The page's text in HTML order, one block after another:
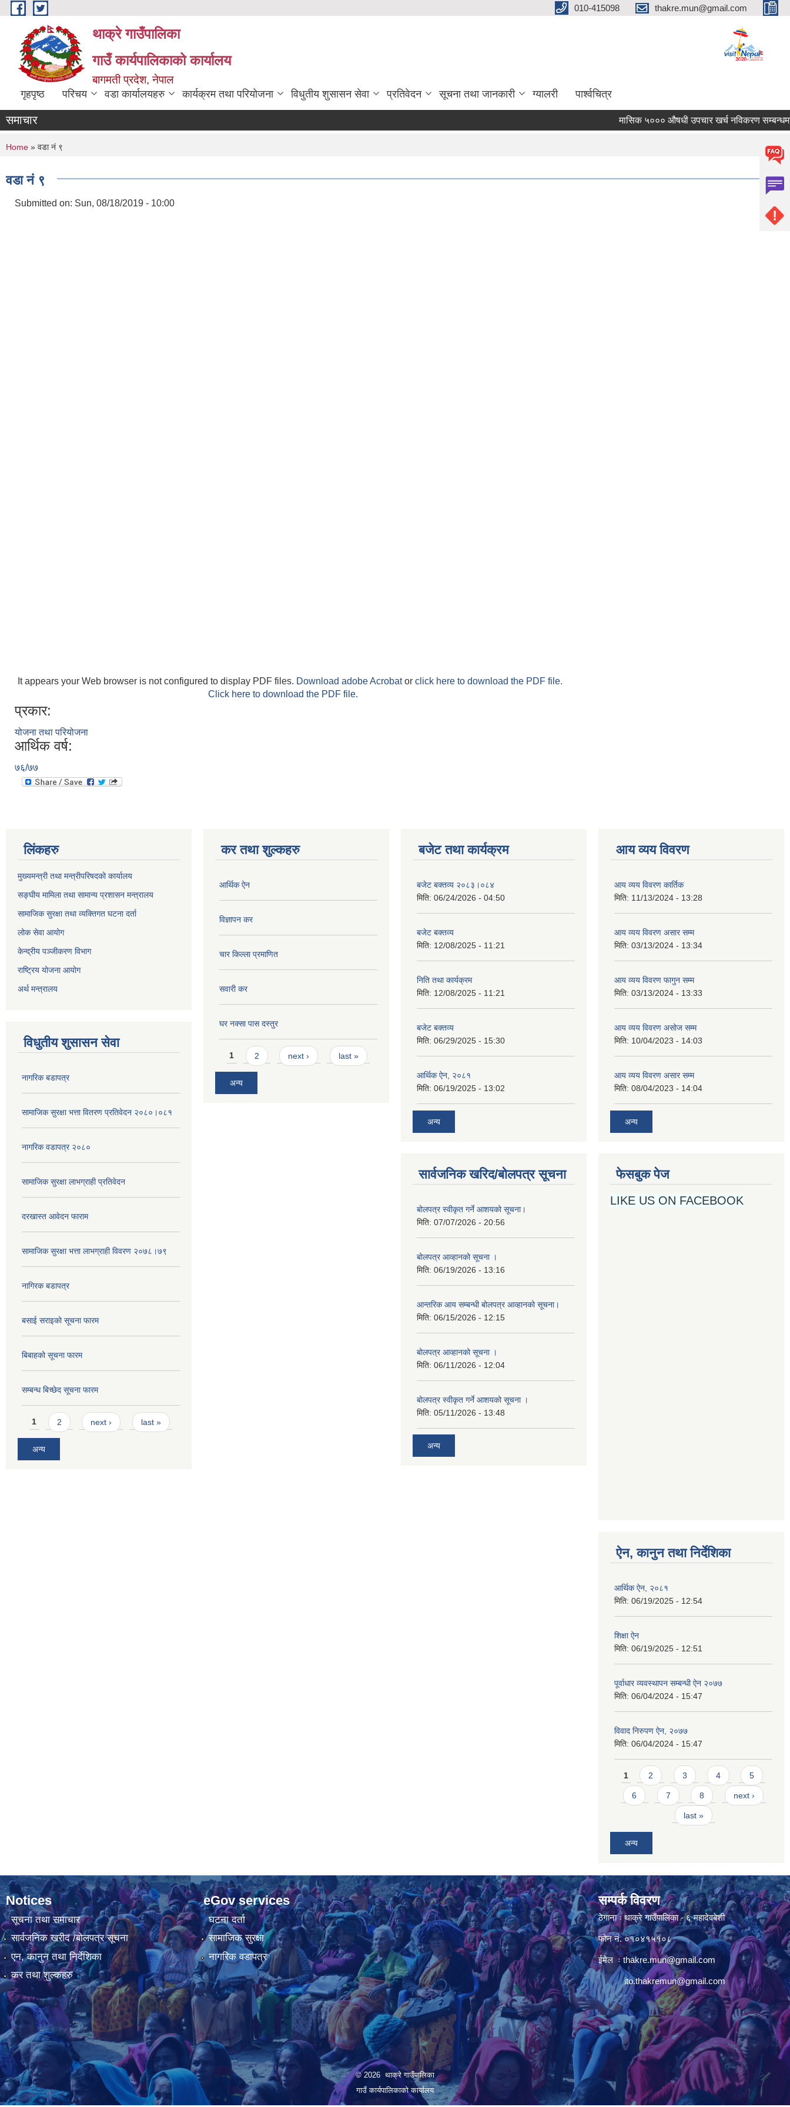
Skip to main content 010-415098 thakre.mun@gmail.com
थाक्रे गाउँपालिका
गाउँ कार्यपालिकाको कार्यालय
बागमती प्रदेश, नेपाल
गृहपृष्ठ परिचय वडा कार्यालयहरु कार्यक्रम तथा परियोजना विधुतीय शुसासन सेवा प्रतिवेदन सूचना तथा जानकारी ग्यालरी पार्श्वचित्र
समाचार मासिक ५००० औषधी उपचार खर्च नविकरण सम्बन्धमा ।
You are here
Home » वडा नं ९
वडा नं ९
Submitted on: Sun, 08/18/2019 - 10:00
It appears your Web browser is not configured to display PDF files. Download adobe Acrobator click here to download the PDF file.
Click here to download the PDF file.
प्रकार:
योजना तथा परियोजना
आर्थिक वर्ष:
७६/७७
लिंकहरु
मुख्यमन्त्री तथा मन्त्रीपरिषदको कार्यालय
सङ्घीय मामिला तथा सामान्य प्रशासन मन्त्रालय
सामाजिक सुरक्षा तथा व्यक्तिगत घटना दर्ता
लोक सेवा आयोग
केन्द्रीय पञ्जीकरण विभाग
राष्ट्रिय योजना आयोग
अर्थ मन्त्रालय
विधुतीय शुसासन सेवा
नागरिक बडापत्र
सामाजिक सुरक्षा भत्ता वितरण प्रतिवेदन २०८०।०८१
नागरिक वडापत्र २०८०
सामाजिक सुरक्षा लाभग्राही प्रतिवेदन
दरखास्त आवेदन फाराम
सामाजिक सुरक्षा भत्ता लाभग्राही विवरण २०७८।७९
नागिरक बडापत्र
बसाई सराइको सूचना फारम
बिबाहको सूचना फारम
सम्बन्ध बिच्छेद सूचना फारम
Pages
1 2 next › last »
अन्य
कर तथा शुल्कहरु
आर्थिक ऐन
विज्ञापन कर
चार किल्ला प्रमाणित
सवारी कर
घर नक्सा पास दस्तुर
Pages
1 2 next › last »
अन्य
बजेट तथा कार्यक्रम
बजेट बक्तव्य २०८३।०८४
मिति: 06/24/2026 - 04:50
बजेट बक्तव्य
मिति: 12/08/2025 - 11:21
निति तथा कार्यक्रम
मिति: 12/08/2025 - 11:21
बजेट बक्तव्य
मिति: 06/29/2025 - 15:30
आर्थिक ऐन, २०८१
मिति: 06/19/2025 - 13:02
अन्य
सार्वजनिक खरिद/बोलपत्र सूचना
बोलपत्र स्वीकृत गर्ने आशयको सूचना।
मिति: 07/07/2026 - 20:56
बोलपत्र आव्हानको सूचना ।
मिति: 06/19/2026 - 13:16
आन्तरिक आय सम्बन्धी बोलपत्र आव्हानको सूचना।
मिति: 06/15/2026 - 12:15
बोलपत्र आव्हानको सूचना ।
मिति: 06/11/2026 - 12:04
बोलपत्र स्वीकृत गर्ने आशयको सूचना ।
मिति: 05/11/2026 - 13:48
अन्य
आय व्यय विवरण
आय व्यय विवरण कार्तिक
मिति: 11/13/2024 - 13:28
आय व्यय विवरण असार सम्म
मिति: 03/13/2024 - 13:34
आय व्यय विवरण फागुन सम्म
मिति: 03/13/2024 - 13:33
आय व्यय विवरण असोज सम्म
मिति: 10/04/2023 - 14:03
आय व्यय विवरण असार सम्म
मिति: 08/04/2023 - 14:04
अन्य
फेसबुक पेज
LIKE US ON FACEBOOK
ऐन, कानुन तथा निर्देशिका
आर्थिक ऐन, २०८१
मिति: 06/19/2025 - 12:54
शिक्षा ऐन
मिति: 06/19/2025 - 12:51
पूर्वाधार व्यवस्थापन सम्बन्धी ऐन २०७७
मिति: 06/04/2024 - 15:47
विवाद निरुपण ऐन, २०७७
मिति: 06/04/2024 - 15:47
Pages
1 2 3 4 5
6 7 8 next ›
last »
अन्य
Notices
सूचना तथा समाचार
सार्वजनिक खरीद /बोलपत्र सूचना
एन, कानुन तथा निर्देशिका
कर तथा शुल्कहरु
eGov services
घटना दर्ता
सामाजिक सुरक्षा
नागरिक वडापत्र
सम्पर्क विवरण
ठेगाना ः थाक्रे गाउँपालिका - ६ महादेवबेशी
फोन नं. ०१०४१५१०८
ईमेल ःthakre.mun@gmail.com
ito.thakremun@gmail.com
© 2026 थाक्रे गाउँपालिका
गाउँ कार्यपालिकाको कार्यालय